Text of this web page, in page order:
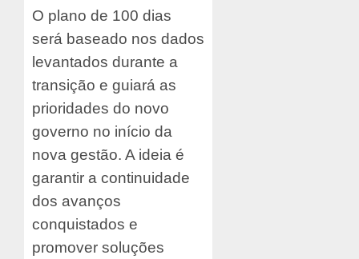
O plano de 100 dias
será baseado nos dados
levantados durante a
transição e guiará as
prioridades do novo
governo no início da
nova gestão. A ideia é
garantir a continuidade
dos avanços
conquistados e
promover soluções